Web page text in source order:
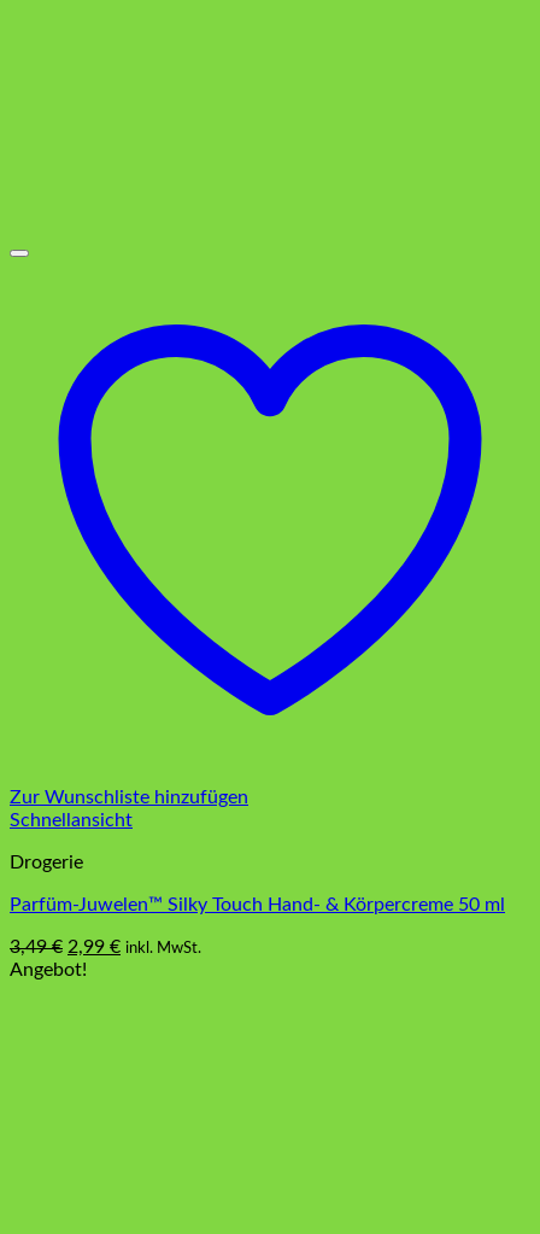
Zur Wunschliste hinzufügen
Schnellansicht
Drogerie
Parfüm-Juwelen™ Silky Touch Hand- & Körpercreme 50 ml
3,49€ Ursprünglicher
Preis
2,99 €Aktueller
inkl. MwSt.
Angebot!